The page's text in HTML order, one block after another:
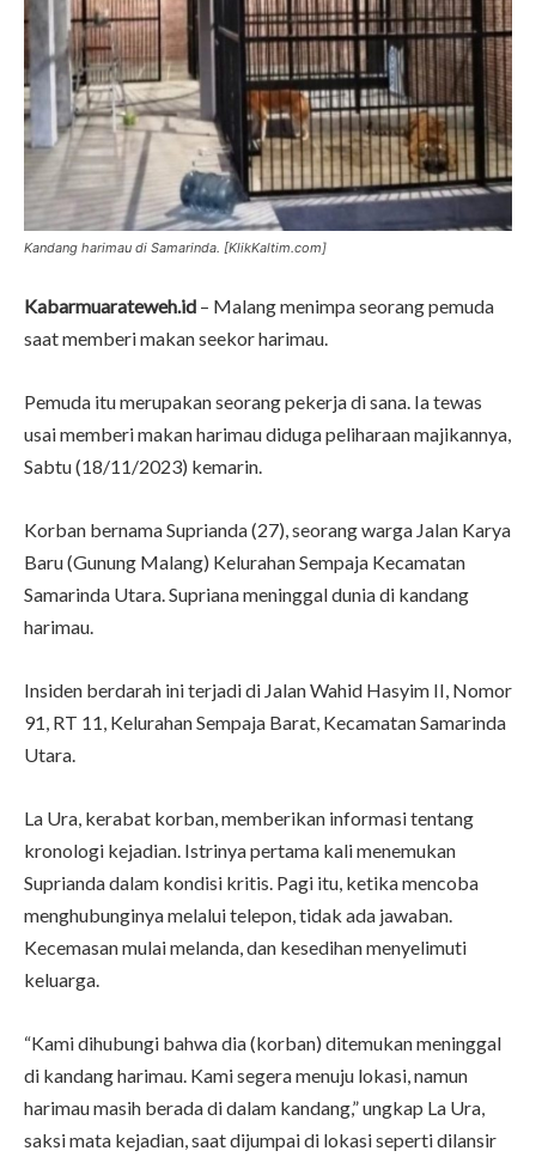
Kandang harimau di Samarinda. [KlikKaltim.com]
Kabarmuarateweh.id – Malang menimpa seorang pemuda
saat memberi makan seekor harimau.
Pemuda itu merupakan seorang pekerja di sana. Ia tewas
usai memberi makan harimau diduga peliharaan majikannya,
Sabtu (18/11/2023) kemarin.
Korban bernama Suprianda (27), seorang warga Jalan Karya
Baru (Gunung Malang) Kelurahan Sempaja Kecamatan
Samarinda Utara. Supriana meninggal dunia di kandang
harimau.
Insiden berdarah ini terjadi di Jalan Wahid Hasyim II, Nomor
91, RT 11, Kelurahan Sempaja Barat, Kecamatan Samarinda
Utara.
La Ura, kerabat korban, memberikan informasi tentang
kronologi kejadian. Istrinya pertama kali menemukan
Suprianda dalam kondisi kritis. Pagi itu, ketika mencoba
menghubunginya melalui telepon, tidak ada jawaban.
Kecemasan mulai melanda, dan kesedihan menyelimuti
keluarga.
“Kami dihubungi bahwa dia (korban) ditemukan meninggal
di kandang harimau. Kami segera menuju lokasi, namun
harimau masih berada di dalam kandang,” ungkap La Ura,
saksi mata kejadian, saat dijumpai di lokasi seperti dilansir